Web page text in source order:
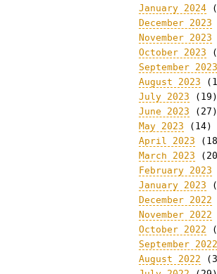
January 2024
December 2023
November 2023
October 2023
September 2023
August 2023
July 2023 (19)
June 2023 (27)
May 2023 (14)
April 2023
March 2023
February 2023
January 2023
December 2022
November 2022
October 2022
September 2022
August 2022